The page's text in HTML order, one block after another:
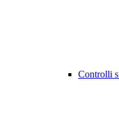
Controlli